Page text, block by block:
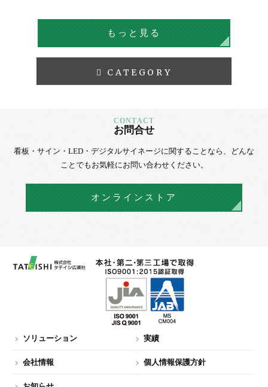
もっと見る
CATEGORY
お問合せ
看板・サイン・LED・デジタルサイネージに関することなら、
どんな
ことでもお気軽にお問い合わせください。
オンラインストア
ソリューション 実績
会社情報 個人情報保護方針